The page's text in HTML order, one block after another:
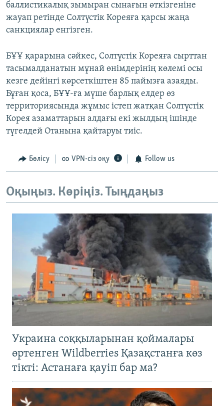
баллистикалық зымыран сынағын өткізгеніне
жауап ретінде Солтүстік Кореяға қарсы жаңа
санкциялар енгізген.
БҰҰ қарарына сәйкес, Солтүстік Кореяға сырттан
тасымалданатын мұнай өнімдерінің көлемі осы
кезге дейінгі көрсеткіштен 85 пайызға азаяды.
Бұған қоса, БҰҰ-ға мүше барлық елдер өз
территориясында жұмыс істеп жатқан Солтүстік
Корея азаматтарын алдағы екі жылдың ішінде
түгелдей Отанына қайтаруы тиіс.
Бөлісу VPN-сіз оқу Follow us
Оқыңыз. Көріңіз. Тыңдаңыз
Украина соққыларынан қоймалары
өртенген Wildberries Қазақстанға көз
тікті: Астанаға қауіп бар ма?